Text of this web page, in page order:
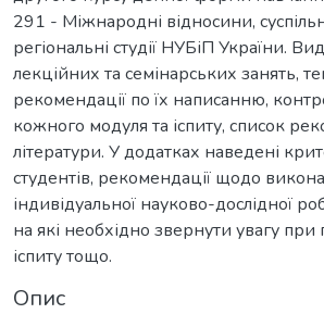
291 - Міжнародні відносини,
регіональні студії НУБіП України.
лекційних та семінарських занять,
рекомендації по їх написанню,
кожного модуля та іспиту, список
літератури. У додатках наведені
студентів, рекомендації щодо
індивідуальної науково-дослідної
на які необхідно звернути увагу при
іспиту тощо.
Опис